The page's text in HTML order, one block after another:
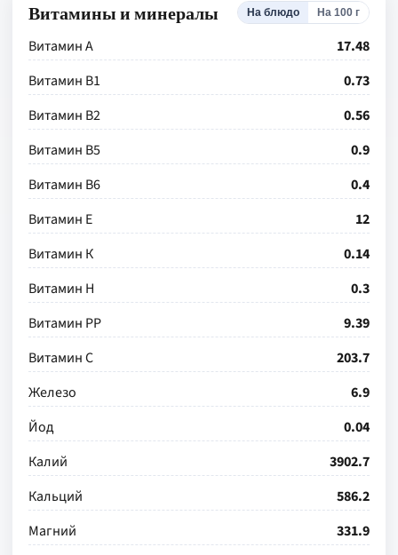
Витамины и минералы На блюдо На 100 г
Витамин А
17.48
Витамин В1
0.73
Витамин В2
0.56
Витамин В5
0.9
Витамин В6
0.4
Витамин Е
12
Витамин К
0.14
Витамин Н
0.3
Витамин РР
9.39
Витамин С
203.7
Железо
6.9
Йод
0.04
Калий
3902.7
Кальций
586.2
Магний
331.9